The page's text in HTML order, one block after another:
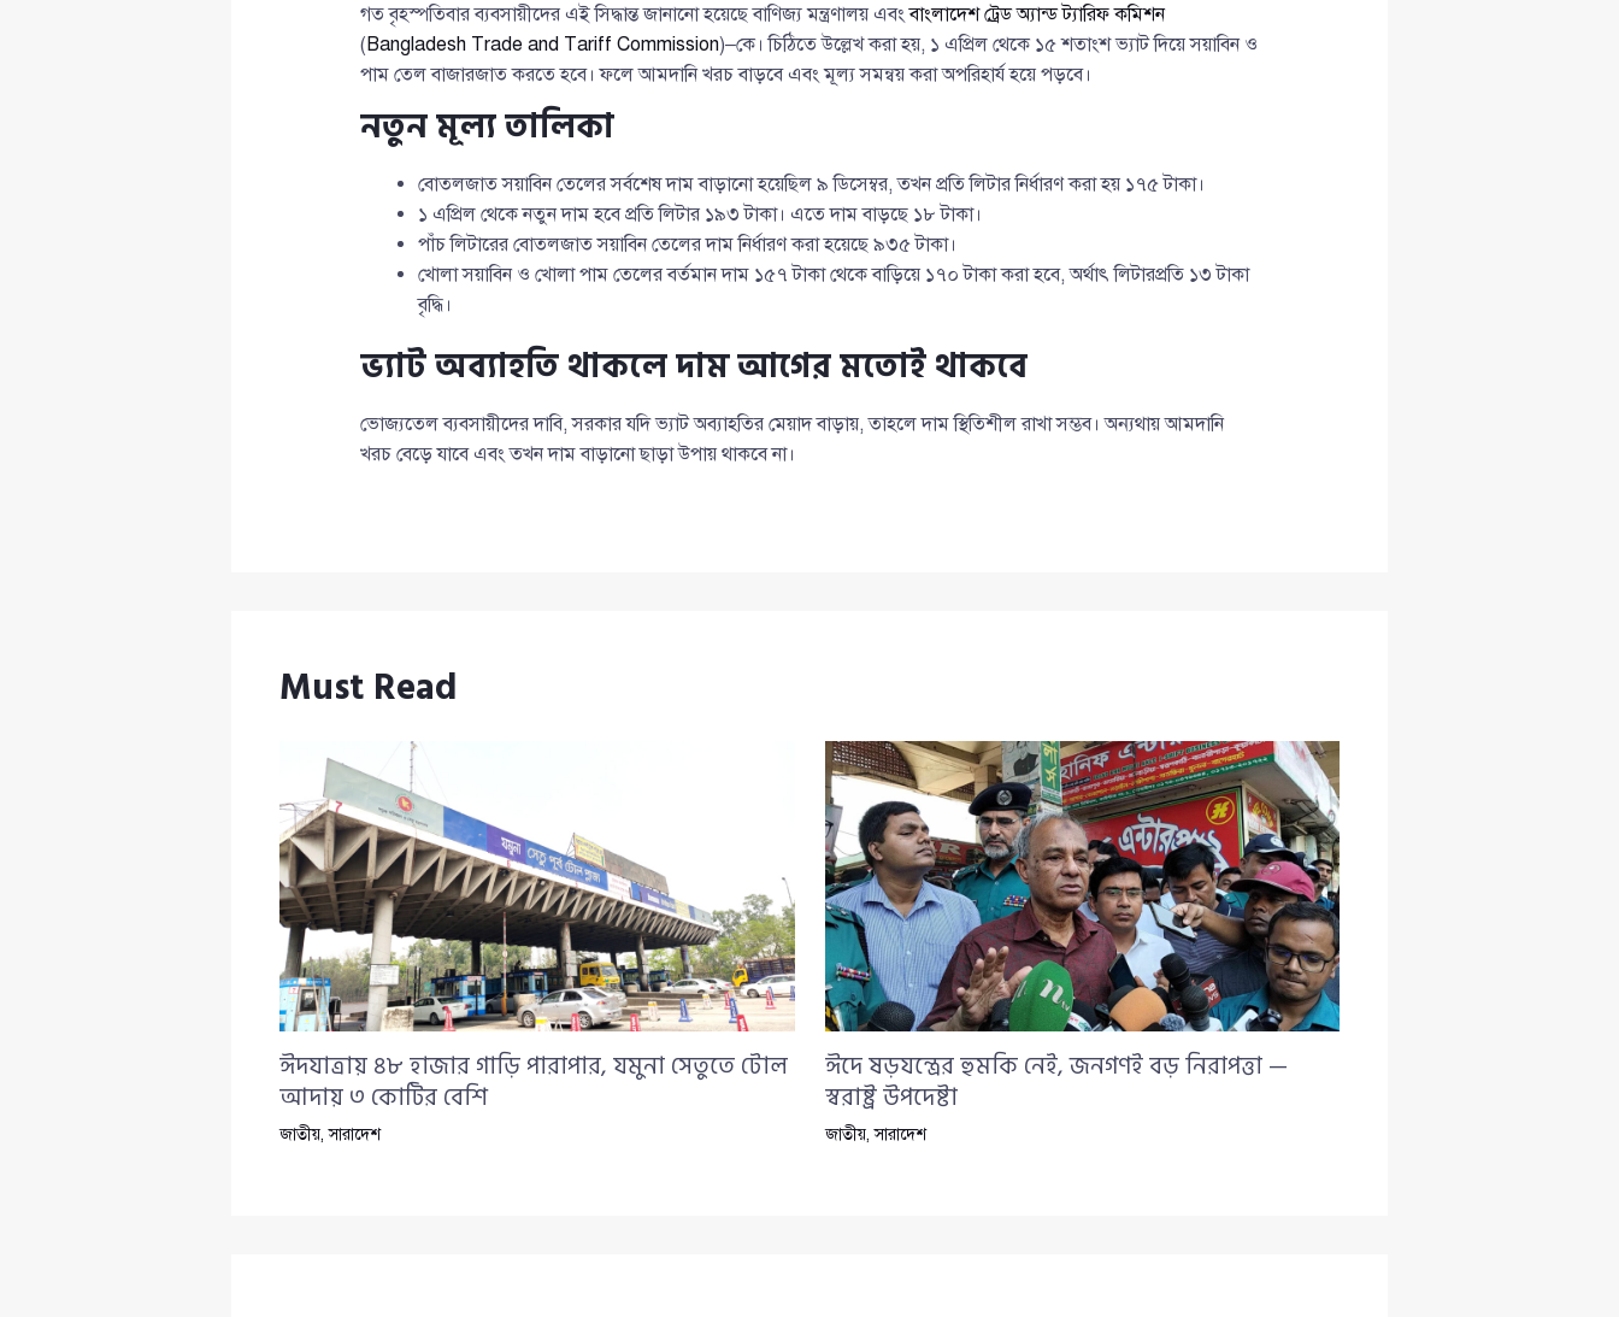
গত বৃহস্পতিবার ব্যবসায়ীদের এই সিদ্ধান্ত জানানো হয়েছে বাণিজ্য মন্ত্রণালয় এবংবাংলাদেশ ট্রেড অ্যান্ড ট্যারিফ কমিশন
(Bangladesh Trade and Tariff Commission)–কে। চিঠিতে উল্লেখ করা হয়, ১ এপ্রিল থেকে ১৫ শতাংশ ভ্যাট দিয়ে সয়াবিন ও
পাম তেল বাজারজাত করতে হবে। ফলে আমদানি খরচ বাড়বে এবং মূল্য সমন্বয় করা অপরিহার্য হয়ে পড়বে।
নতুন মূল্য তালিকা
বোতলজাত সয়াবিন তেলের সর্বশেষ দাম বাড়ানো হয়েছিল ৯ ডিসেম্বর, তখন প্রতি লিটার নির্ধারণ করা হয় ১৭৫ টাকা।
১ এপ্রিল থেকে নতুন দাম হবে প্রতি লিটার ১৯৩ টাকা। এতে দাম বাড়ছে ১৮ টাকা।
পাঁচ লিটারের বোতলজাত সয়াবিন তেলের দাম নির্ধারণ করা হয়েছে ৯৩৫ টাকা।
খোলা সয়াবিন ও খোলা পাম তেলের বর্তমান দাম ১৫৭ টাকা থেকে বাড়িয়ে ১৭০ টাকা করা হবে, অর্থাৎ লিটারপ্রতি ১৩ টাকা
বৃদ্ধি।
ভ্যাট অব্যাহতি থাকলে দাম আগের মতোই থাকবে
ভোজ্যতেল ব্যবসায়ীদের দাবি, সরকার যদি ভ্যাট অব্যাহতির মেয়াদ বাড়ায়, তাহলে দাম স্থিতিশীল রাখা সম্ভব। অন্যথায় আমদানি
খরচ বেড়ে যাবে এবং তখন দাম বাড়ানো ছাড়া উপায় থাকবে না।
Must Read
ঈদযাত্রায় ৪৮ হাজার গাড়ি পারাপার, যমুনা সেতুতে টোল
আদায় ৩ কোটির বেশি
জাতীয়,সারাদেশ
ঈদে ষড়যন্ত্রের হুমকি নেই, জনগণই বড় নিরাপত্তা —
স্বরাষ্ট্র উপদেষ্টা
জাতীয়,সারাদেশ